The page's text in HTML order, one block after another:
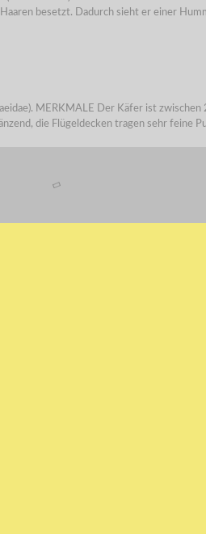
besetzt. Dadurch sieht er einer
MERKMALE Der Käfer ist
die Flügeldecken tragen sehr feine